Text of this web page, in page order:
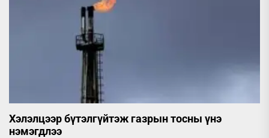
Хэлэлцээр бүтэлгүйтэж газрын тосны үнэ
нэмэгдлээ